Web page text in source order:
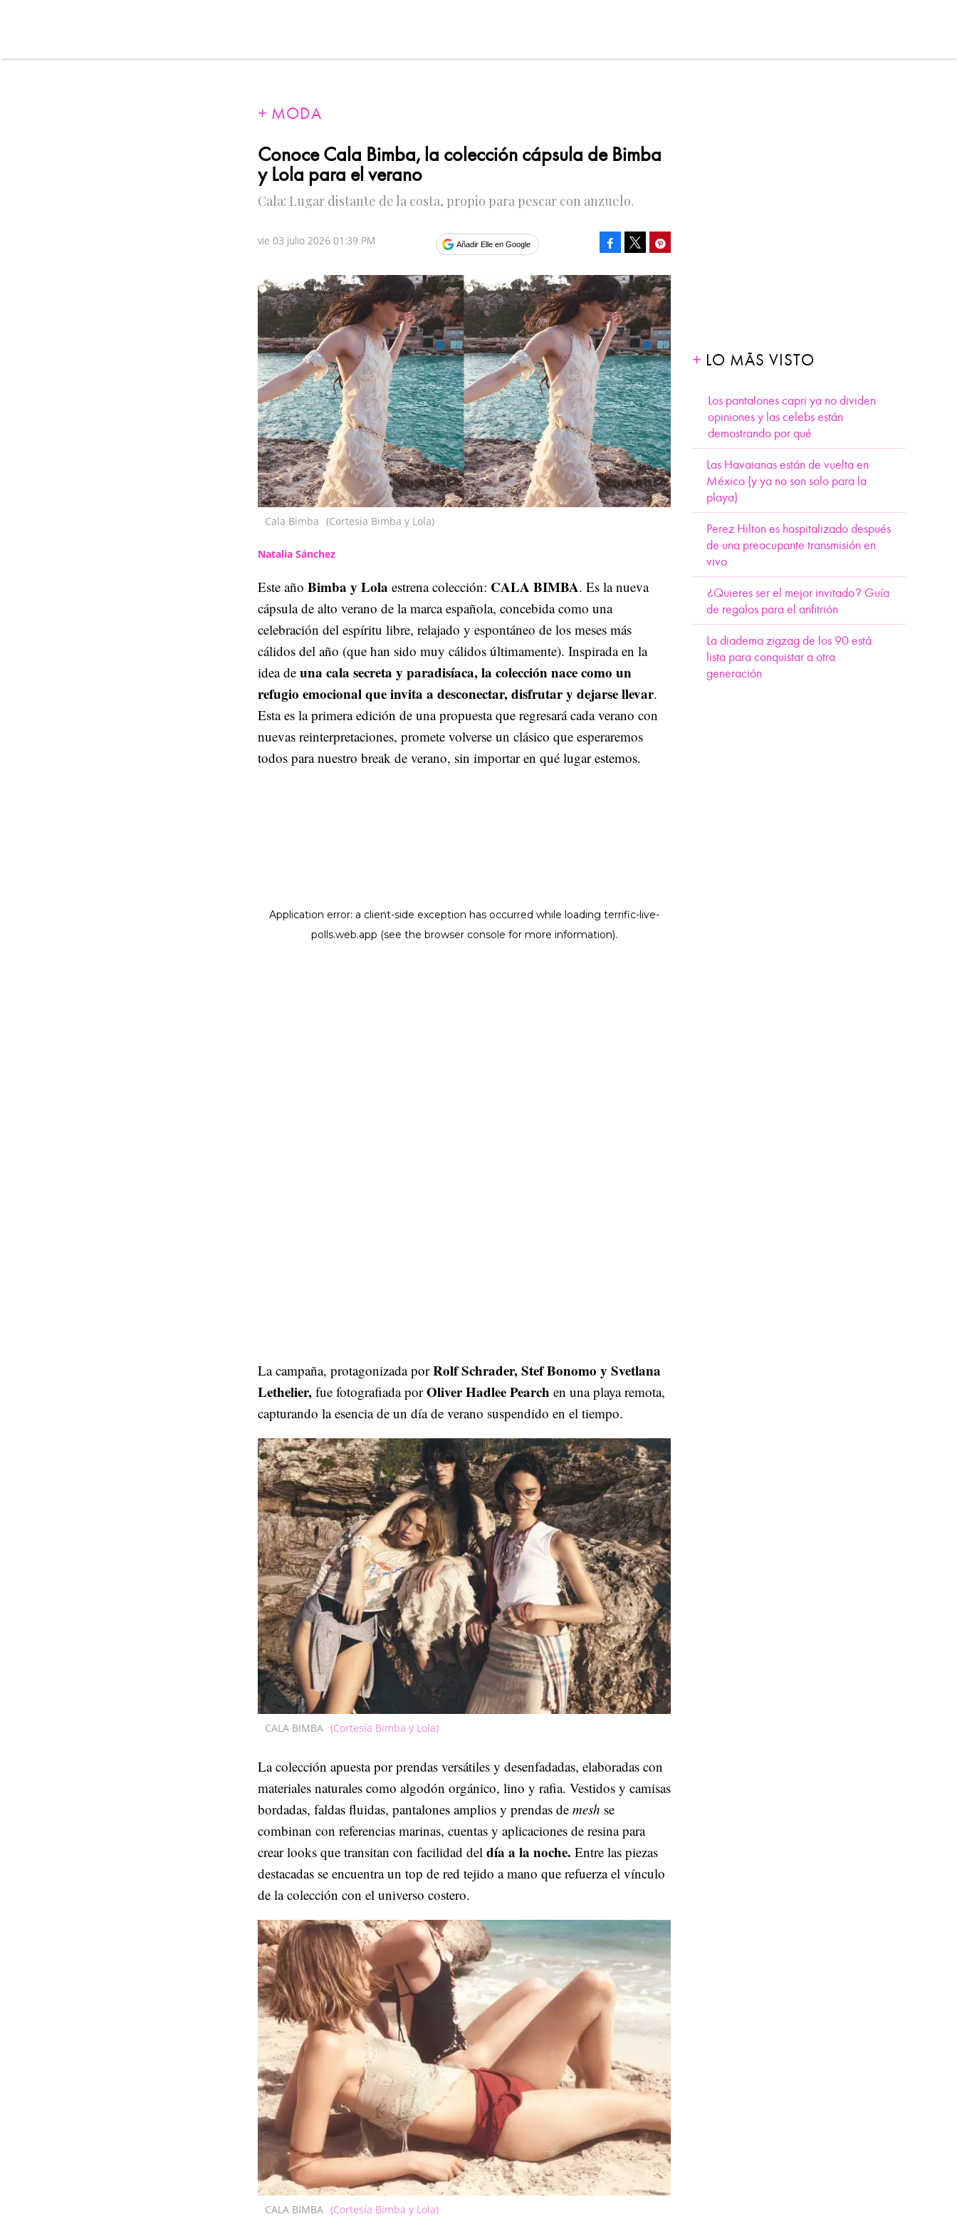
LO MÁS VISTO
Los pantalones capri ya no dividen
opiniones y las celebs están
demostrando por qué
Las Havaianas están de vuelta en
México (y ya no son solo para la
playa)
Perez Hilton es hospitalizado después
de una preocupante transmisión en
vivo
¿Quieres ser el mejor invitado? Guía
de regalos para el anfitrión
La diadema zigzag de los 90 está
lista para conquistar a otra
generación
MODA
Conoce Cala Bimba, la colección cápsula de Bimba
y Lola para el verano
Cala: Lugar distante de la costa, propio para pescar con anzuelo.
vie 03 julio 2026 01:39 PM Añadir Elle en Google Facebook
Cala Bimba (Cortesía Bimba y Lola)
Natalia Sánchez
Este año Bimba y Lola estrena colección: CALA BIMBA. Es la nueva
cápsula de alto verano de la marca española, concebida como una
celebración del espíritu libre, relajado y espontáneo de los meses más
cálidos del año (que han sido muy cálidos últimamente). Inspirada en la
idea de una cala secreta y paradisíaca, la colección nace como un
refugio emocional que invita a desconectar, disfrutar y dejarse llevar.
Esta es la primera edición de una propuesta que regresará cada verano con
nuevas reinterpretaciones, promete volverse un clásico que esperaremos
todos para nuestro break de verano, sin importar en qué lugar estemos.
La campaña, protagonizada porRolf Schrader, Stef Bonomo y Svetlana
Lethelier, fue fotografiada porOliver Hadlee Pearch en una playa remota,
capturando la esencia de un día de verano suspendido en el tiempo.
CALA BIMBA (Cortesía Bimba y Lola)
La colección apuesta por prendas versátiles y desenfadadas, elaboradas con
materiales naturales como algodón orgánico, lino y rafia. Vestidos y camisas
bordadas, faldas fluidas, pantalones amplios y prendas de mesh se
combinan con referencias marinas, cuentas y aplicaciones de resina para
crear looks que transitan con facilidad del día a la noche. Entre las piezas
destacadas se encuentra un top de red tejido a mano que refuerza el vínculo
de la colección con el universo costero.
CALA BIMBA (Cortesía Bimba y Lola)